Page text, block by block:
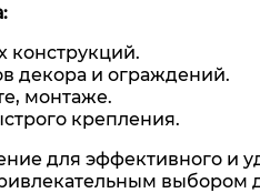
конструкций.
декора и ограждений.
монтаже.
крепления.
для эффективного и
выбором